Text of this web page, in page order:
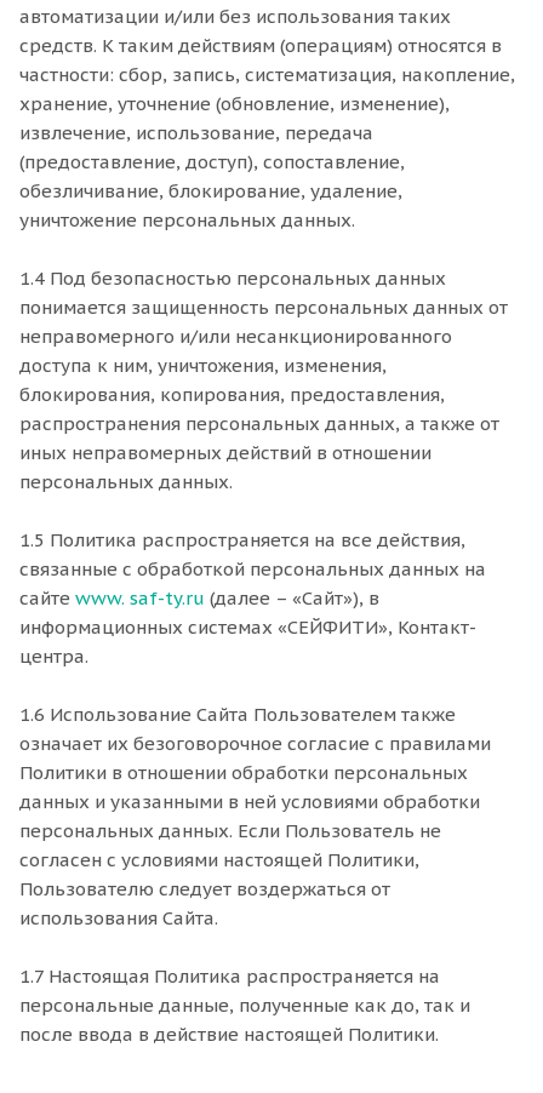
автоматизации и/или без использования таких
средств. К таким действиям (операциям) относятся в
частности: сбор, запись, систематизация, накопление,
хранение, уточнение (обновление, изменение),
извлечение, использование, передача
(предоставление, доступ), сопоставление,
обезличивание, блокирование, удаление,
уничтожение персональных данных.
1.4 Под безопасностью персональных данных
понимается защищенность персональных данных от
неправомерного и/или несанкционированного
доступа к ним, уничтожения, изменения,
блокирования, копирования, предоставления,
распространения персональных данных, а также от
иных неправомерных действий в отношении
персональных данных.
1.5 Политика распространяется на все действия,
связанные с обработкой персональных данных на
сайте www. saf-ty.ru (далее – «Сайт»), в
информационных системах «СЕЙФИТИ», Контакт-
центра.
1.6 Использование Сайта Пользователем также
означает их безоговорочное согласие с правилами
Политики в отношении обработки персональных
данных и указанными в ней условиями обработки
персональных данных. Если Пользователь не
согласен с условиями настоящей Политики,
Пользователю следует воздержаться от
использования Сайта.
1.7 Настоящая Политика распространяется на
персональные данные, полученные как до, так и
после ввода в действие настоящей Политики.